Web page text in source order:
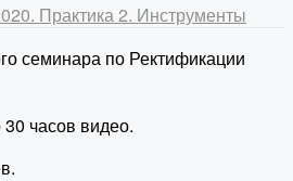
Практика 2. Инструменты
семинара по Ректификации
часов видео.